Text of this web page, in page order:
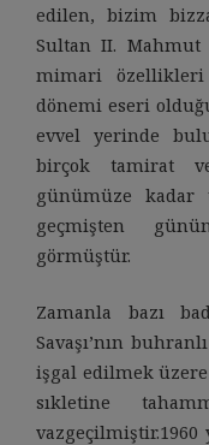
edilen, bizim
Sultan II. Mahmut
mimari
dönemi eseri
evvel yerinde
birçok tamirat
günümüze kadar
geçmişten
görmüştür.
Zamanla bazı
Savaşı’nın
işgal edilmek
sıkletine